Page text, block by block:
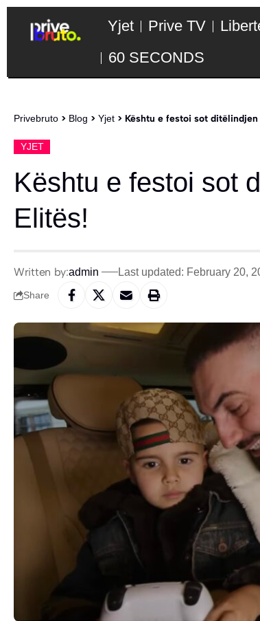
Yjet Prive TV
60 SECONDS
Privebruto > Blog > Yjet > Kështu e festoi sot
YJET
Kështu e festoi sot
Elitës!
Written by:admin Last updated: February 20,
Share